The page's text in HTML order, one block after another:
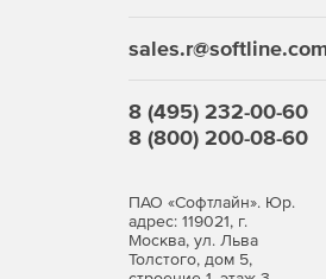
8 (495) 232-00-60
8 (800) 200-08-60
ПАО «Софтлайн». Юр.
адрес: 119021, г.
Москва, ул. Льва
Толстого, дом 5,